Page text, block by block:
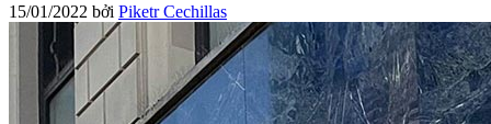
15/01/2022 bởi Piketr Cechillas